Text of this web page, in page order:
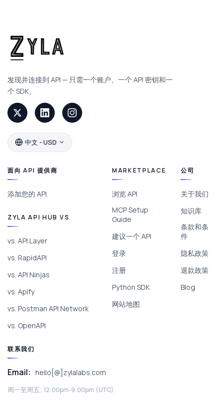
发现并连接到 API — 只需一个账户、一个 API 密钥和一
个 SDK。
中文 - USD
面向 API 提供商
添加您的 API
ZYLA API HUB VS
vs. API Layer
vs. RapidAPI
vs. API Ninjas
vs. Apify
vs. Postman API Network
vs. OpenAPI
MARKETPLACE
浏览 API
MCP Setup
Guide
建议一个 API
登录
注册
Python SDK
网站地图
公司
关于我们
知识库
条款和条
件
隐私政策
退款政策
Blog
联系我们
Email: hello[@]zylalabs.com
周一至周五; 12:00pm-9:00pm (UTC).